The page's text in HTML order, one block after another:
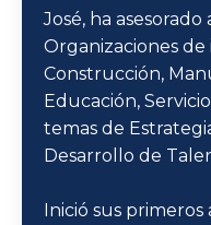
José, ha
Organizaciones
Construcción,
Educación,
temas de
Desarrollo de
Inició sus